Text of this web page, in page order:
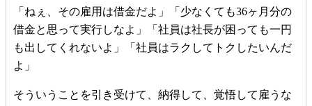
「ねぇ、その雇用は借金だよ」「少なくても36ヶ月分の
借金と思って実行しなよ」「社員は社長が困っても一円
も出してくれないよ」「社員はラクしてトクしたいんだ
よ」
そういうことを引き受けて、納得して、覚悟して雇うな